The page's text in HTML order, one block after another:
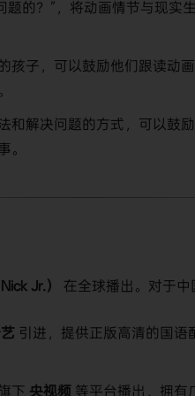
题的？”，将动画情节与现实
孩子，可以鼓励他们跟读动
和解决问题的方式，可以鼓
。
Jr.） 在全球播出。对于
引进，提供正版高清的国
下 央视频 等平台播出，拥有